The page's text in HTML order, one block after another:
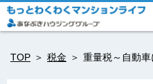
TOP 税金 重量税～自動